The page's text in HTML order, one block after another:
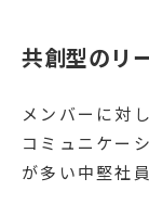
共創型のリ
メンバーに対
コミュニケー
が多い中堅社